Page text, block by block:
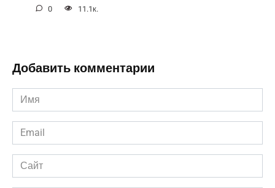
0 11.1к.
Добавить комментарии
Имя
*
Email
*
Сайт